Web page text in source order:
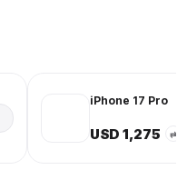
iPhone 17 Pro
USD 1,275 ⇄